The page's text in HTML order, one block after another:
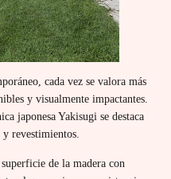
cada vez se valora más
y visualmente impactantes.
japonesa Yakisugi se destaca
y revestimientos.
de la madera con